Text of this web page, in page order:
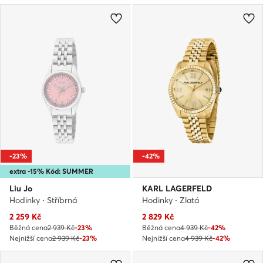
extra -15% Kód: SUMMER
-23%
Liu Jo
Hodinky · Stříbrná
Aktuální cena
2 259 Kč
Běžná cena2 939 Kč-23%
Nejnižší cena2 939 Kč-23%
-42%
KARL LAGERFELD
Hodinky · Zlatá
Aktuální cena
2 829 Kč
Běžná cena4 939 Kč-42%
Nejnižší cena4 939 Kč-42%